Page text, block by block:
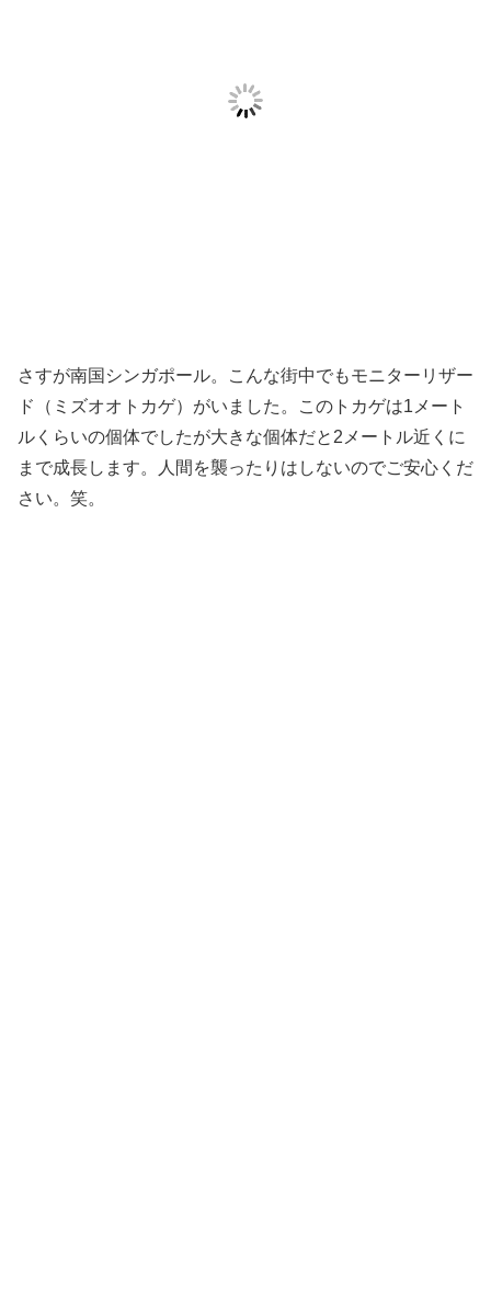
さすが南国シンガポール。こんな街中でもモニターリザー
ド（ミズオオトカゲ）がいました。このトカゲは1メート
ルくらいの個体でしたが大きな個体だと2メートル近くに
まで成長します。人間を襲ったりはしないのでご安心くだ
さい。笑。